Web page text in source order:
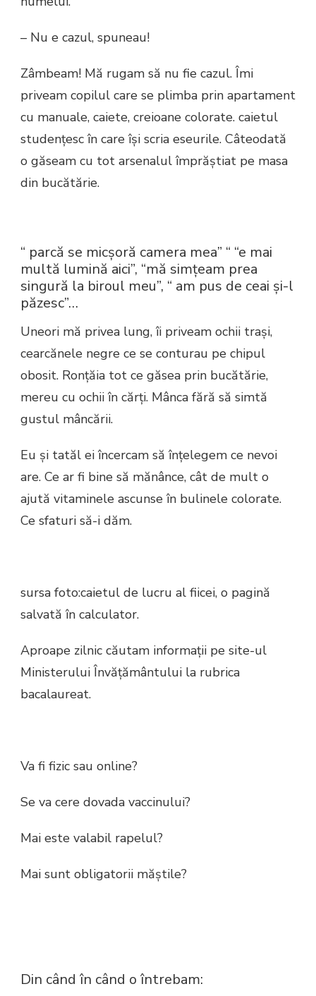
– Nu e cazul, spuneau!
Zâmbeam! Mă rugam să nu fie cazul. Îmi
priveam copilul care se plimba prin apartament
cu manuale, caiete, creioane colorate. caietul
studenţesc în care îşi scria eseurile. Câteodată
o găseam cu tot arsenalul împrăştiat pe masa
din bucătărie.
“ parcă se micşoră camera mea” “ “e mai
multă lumină aici”, “mă simţeam prea
singură la biroul meu”, “ am pus de ceai şi-l
păzesc”…
Uneori mă privea lung, îi priveam ochii traşi,
cearcănele negre ce se conturau pe chipul
obosit. Ronţăia tot ce găsea prin bucătărie,
mereu cu ochii în cărţi. Mânca fără să simtă
gustul mâncării.
Eu şi tatăl ei încercam să înţelegem ce nevoi
are. Ce ar fi bine să mănânce, cât de mult o
ajută vitaminele ascunse în bulinele colorate.
Ce sfaturi să-i dăm.
sursa foto:caietul de lucru al fiicei, o pagină
salvată în calculator.
Aproape zilnic căutam informaţii pe site-ul
Ministerului Învăţământului la rubrica
bacalaureat.
Va fi fizic sau online?
Se va cere dovada vaccinului?
Mai este valabil rapelul?
Mai sunt obligatorii măștile?
Din când în când o întrebam: